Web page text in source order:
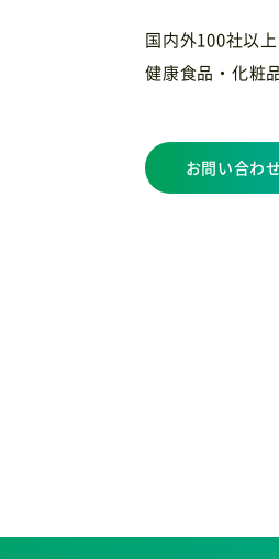
国内外100社以
健康食品・化粧
お問い合わ